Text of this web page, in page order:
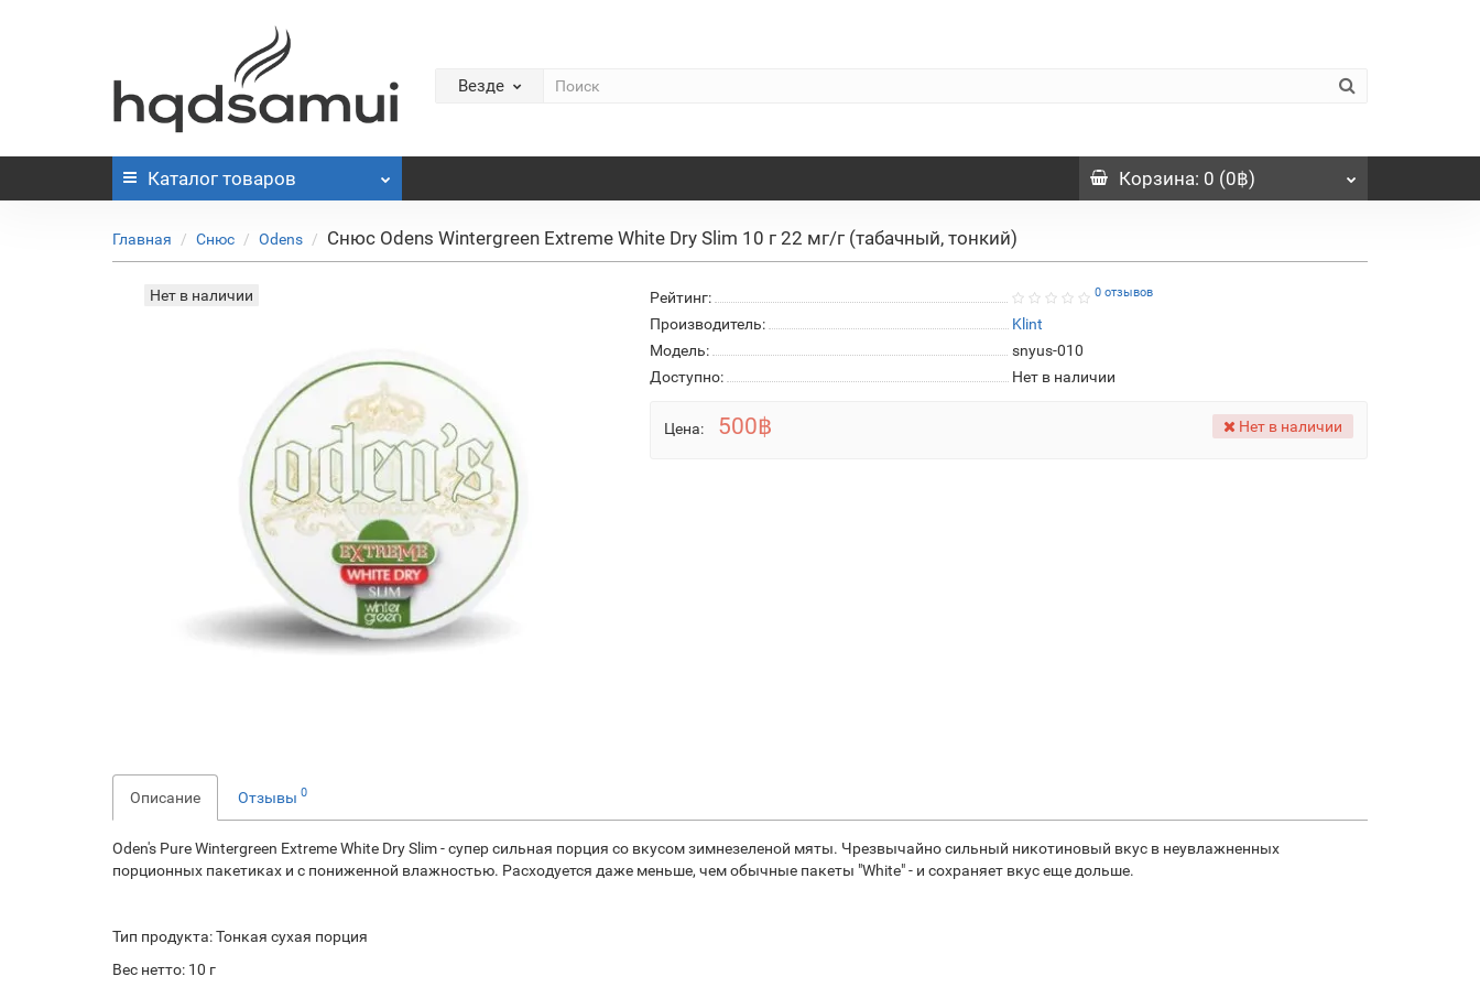
Везде
Каталог товаров Корзина: 0 (0฿)
Главная Снюс Odens Снюс Odens Wintergreen Extreme White Dry Slim 10 г 22 мг/г (табачный, тонкий)
Нет в наличии Рейтинг: 0 отзывов
Производитель:
Klint
Модель:
snyus-010
Доступно:
Нет в наличии
Цена: 500฿ Нет в наличии
Описание Отзывы 0
Oden's Pure Wintergreen Extreme White Dry Slim - супер сильная порция со вкусом зимнезеленой мяты. Чрезвычайно сильный никотиновый вкус в неувлажненных
порционных пакетиках и с пониженной влажностью. Расходуется даже меньше, чем обычные пакеты "White" - и сохраняет вкус еще дольше.
Тип продукта: Тонкая сухая порция
Вес нетто: 10 г